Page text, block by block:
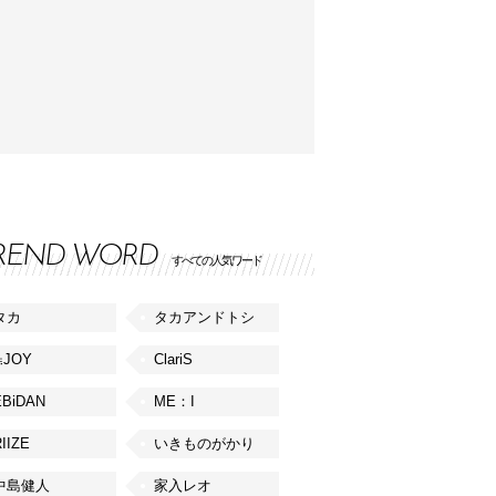
WORD すべての人気ワード
カ タカアンドトシ
ClariS
ME：I
いきものがかり
島健人 家入レオ